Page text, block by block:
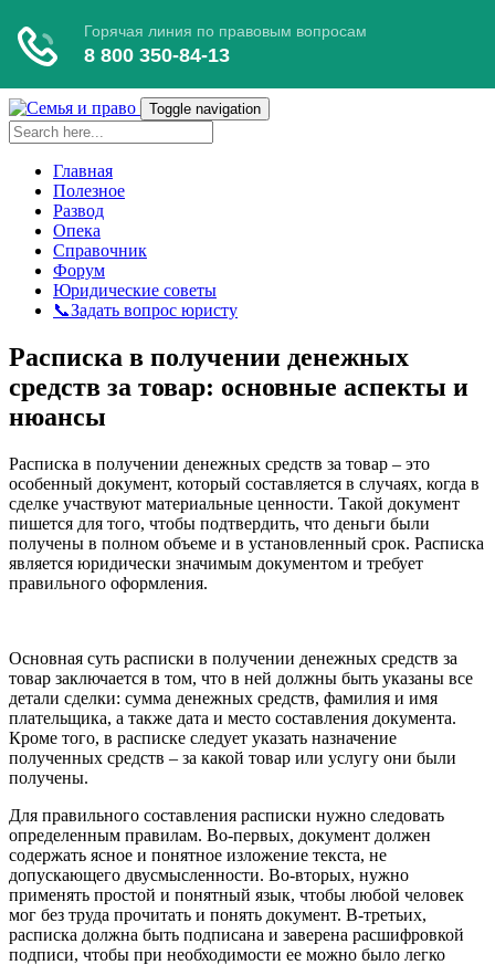
Toggle navigation
Главная
Полезное
Развод
Опека
Справочник
Форум
Юридические советы
📞Задать вопрос юристу
Расписка в получении денежных
средств за товар: основные аспекты и
нюансы
Расписка в получении денежных средств за товар – это
особенный документ, который составляется в случаях, когда в
сделке участвуют материальные ценности. Такой документ
пишется для того, чтобы подтвердить, что деньги были
получены в полном объеме и в установленный срок. Расписка
является юридически значимым документом и требует
правильного оформления.
Основная суть расписки в получении денежных средств за
товар заключается в том, что в ней должны быть указаны все
детали сделки: сумма денежных средств, фамилия и имя
плательщика, а также дата и место составления документа.
Кроме того, в расписке следует указать назначение
полученных средств – за какой товар или услугу они были
получены.
Для правильного составления расписки нужно следовать
определенным правилам. Во-первых, документ должен
содержать ясное и понятное изложение текста, не
допускающего двусмысленности. Во-вторых, нужно
применять простой и понятный язык, чтобы любой человек
мог без труда прочитать и понять документ. В-третьих,
расписка должна быть подписана и заверена расшифровкой
подписи, чтобы при необходимости ее можно было легко